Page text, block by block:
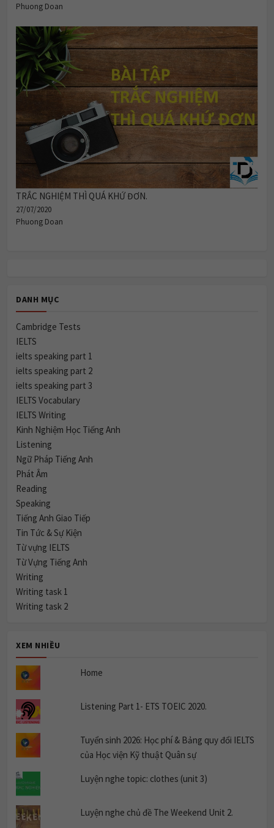
Phuong Doan
TRẮC NGHIỆM THÌ QUÁ KHỨ ĐƠN.
27/07/2020
Phuong Doan
DANH MỤC
Cambridge Tests
IELTS
ielts speaking part 1
ielts speaking part 2
ielts speaking part 3
IELTS Vocabulary
IELTS Writing
Kinh Nghiệm Học Tiếng Anh
Listening
Ngữ Pháp Tiếng Anh
Phát Âm
Reading
Speaking
Tiếng Anh Giao Tiếp
Tin Tức & Sự Kiện
Từ vựng IELTS
Từ Vựng Tiếng Anh
Writing
Writing task 1
Writing task 2
XEM NHIỀU
Home
Listening Part 1- ETS TOEIC 2020.
Tuyển sinh 2026: Học phí & Bảng quy đổi IELTS
của Học viện Kỹ thuật Quân sự
Luyện nghe topic: clothes (unit 3)
Luyện nghe chủ đề The Weekend Unit 2.